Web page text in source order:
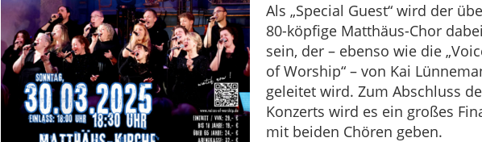
Als „Special Guest“ wird der
80-köpfige Matthäus-Chor dabei
sein, der – ebenso wie die
of Worship“ – von Kai
geleitet wird. Zum Abschluss
Konzerts wird es ein großes
mit beiden Chören geben.